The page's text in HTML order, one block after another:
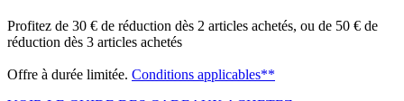
Profitez de 30 € de réduction dès 2 articles achetés, ou de 50 € de
réduction dès 3 articles achetés
Offre à durée limitée. Conditions applicables**